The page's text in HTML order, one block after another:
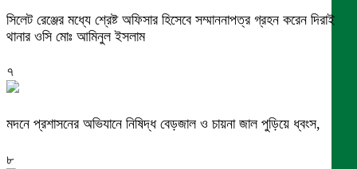
সিলেট রেঞ্জের মধ্যে শ্রেষ্ট অফিসার হিসেবে সম্মাননাপত্র গ্রহন করেন দিরাই
থানার ওসি মোঃ আমিনুল ইসলাম
৭
মদনে প্রশাসনের অভিযানে নিষিদ্ধ বেড়জাল ও চায়না জাল পুড়িয়ে ধ্বংস,
৮